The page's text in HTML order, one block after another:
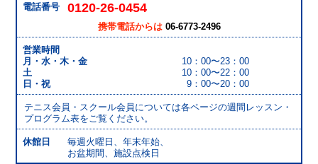
電話番号 0120-26-0454
携帯電話からは 06-6773-2496
営業時間
月・水・木・金
10：00〜23：00
土
10：00〜22：00
日・祝
9：00〜20：00
テニス会員・スクール会員については各ページの週間レッスン・
プログラム表をご覧ください。
休館日
毎週火曜日、年末年始、
お盆期間、施設点検日